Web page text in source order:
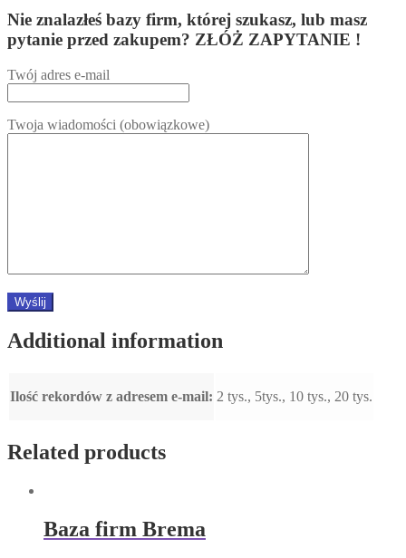
Nie znalazłeś bazy firm, której szukasz, lub masz
pytanie przed zakupem? ZŁÓŻ ZAPYTANIE !
Twój adres e-mail
Twoja wiadomości (obowiązkowe)
Additional information
Ilość rekordów z adresem e-mail: 2 tys., 5tys., 10 tys., 20 tys.
Related products
Baza firm Brema